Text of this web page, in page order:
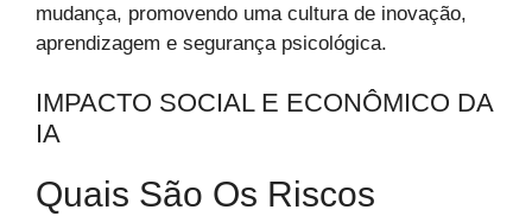
mudança, promovendo uma cultura de inovação,
aprendizagem e segurança psicológica.
IMPACTO SOCIAL E ECONÔMICO DA
IA
Quais São Os Riscos